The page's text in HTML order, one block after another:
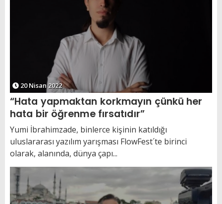
20 Nisan 2022
“Hata yapmaktan korkmayın çünkü her
hata bir öğrenme fırsatıdır”
Yumi İbrahimzade, binlerce kişinin katıldığı
uluslararası yazılım yarışması FlowFest´te birinci
olarak, alanında, dünya çapı...